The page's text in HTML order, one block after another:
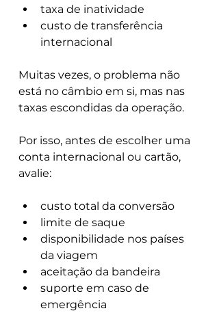
taxa de inatividade
custo de transferência
internacional
Muitas vezes, o problema não
está no câmbio em si, mas nas
taxas escondidas da operação.
Por isso, antes de escolher uma
conta internacional ou cartão,
avalie:
custo total da conversão
limite de saque
disponibilidade nos países
da viagem
aceitação da bandeira
suporte em caso de
emergência